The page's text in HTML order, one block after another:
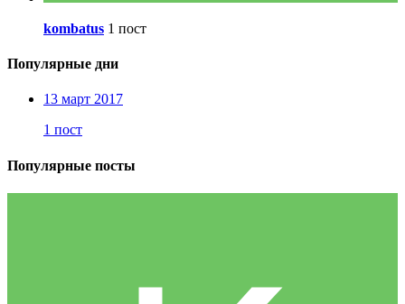
kombatus 1 пост
Популярные дни
13 март 2017
1 пост
Популярные посты